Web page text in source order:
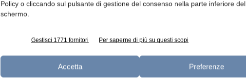
Policy o cliccando sul pulsante di gestione del consenso nella parte inferiore
schermo.
Gestisci 1771 fornitori Per saperne di più su questi scopi
Accetta Preferenze